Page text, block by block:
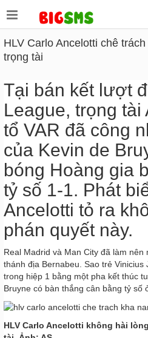
HLV Carlo Ancelotti chê
trọng tài
Tại bán kết lượt
League, trọng tài
tổ VAR đã công
của Kevin de
bóng Hoàng gia
tỷ số 1-1. Phát
Ancelotti tỏ ra
phán quyết này.
Real Madrid và Man City đã làm
thánh địa Bernabeu. Sao trẻ
trong hiệp 1 bằng một pha kết thúc
Bruyne có bàn thắng cân bằng tỷ số
HLV Carlo Ancelotti không hài